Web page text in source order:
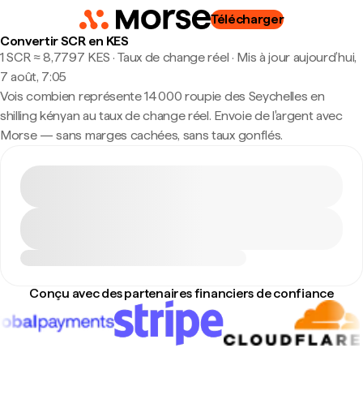
Télécharger
Convertir SCR en KES
1 SCR ≈ 8,7797 KES · Taux de change réel · Mis à jour aujourd’hui,
7 août, 7:05
Vois combien représente 14 000 roupie des Seychelles en
shilling kényan au taux de change réel. Envoie de l'argent avec
Morse — sans marges cachées, sans taux gonflés.
Conçu avec des partenaires financiers de confiance